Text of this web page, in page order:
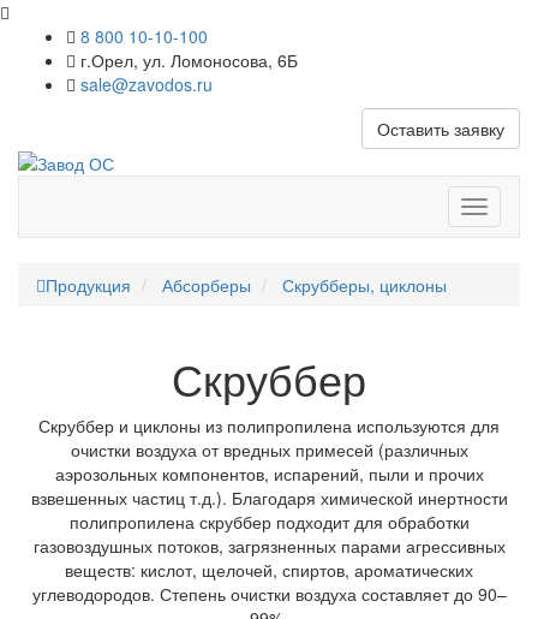
8 800 10-10-100
г.Орел, ул. Ломоносова, 6Б
sale@zavodos.ru
Оставить заявку
меню
Продукция Абсорберы Скрубберы, циклоны
Скруббер
Скруббер и циклоны из полипропилена используются для
очистки воздуха от вредных примесей (различных
аэрозольных компонентов, испарений, пыли и прочих
взвешенных частиц т.д.). Благодаря химической инертности
полипропилена скруббер подходит для обработки
газовоздушных потоков, загрязненных парами агрессивных
веществ: кислот, щелочей, спиртов, ароматических
углеводородов. Степень очистки воздуха составляет до 90–